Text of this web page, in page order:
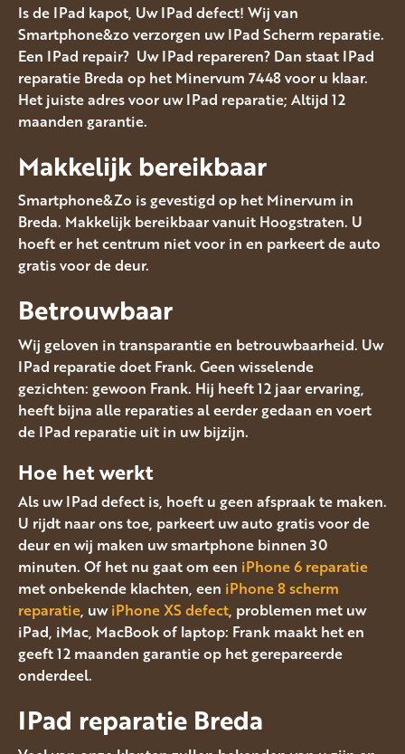
Is de IPad kapot, Uw IPad defect! Wij van
Smartphone&zo verzorgen uw IPad Scherm reparatie.
Een IPad repair? Uw IPad repareren? Dan staat IPad
reparatie Breda op het Minervum 7448 voor u klaar.
Het juiste adres voor uw IPad reparatie; Altijd 12
maanden garantie.
Makkelijk bereikbaar
Smartphone&Zo is gevestigd op het Minervum in
Breda. Makkelijk bereikbaar vanuit Hoogstraten. U
hoeft er het centrum niet voor in en parkeert de auto
gratis voor de deur.
Betrouwbaar
Wij geloven in transparantie en betrouwbaarheid. Uw
IPad reparatie doet Frank. Geen wisselende
gezichten: gewoon Frank. Hij heeft 12 jaar ervaring,
heeft bijna alle reparaties al eerder gedaan en voert
de IPad reparatie uit in uw bijzijn.
Hoe het werkt
Als uw IPad defect is, hoeft u geen afspraak te maken.
U rijdt naar ons toe, parkeert uw auto gratis voor de
deur en wij maken uw smartphone binnen 30
minuten. Of het nu gaat om een iPhone 6 reparatie
met onbekende klachten, een iPhone 8 scherm
reparatie, uwiPhone XS defect, problemen met uw
iPad, iMac, MacBook of laptop: Frank maakt het en
geeft 12 maanden garantie op het gerepareerde
onderdeel.
IPad reparatie Breda